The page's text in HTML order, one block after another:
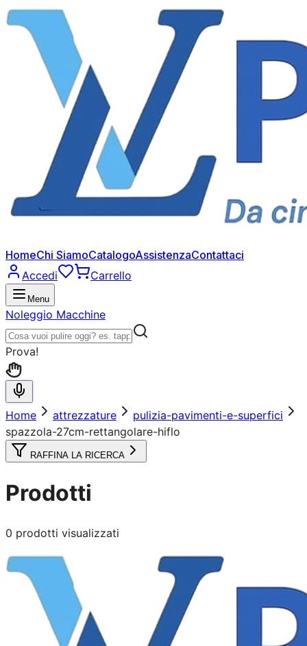
HomeChi SiamoCatalogoAssistenzaContattaci
Accedi
Carrello
Menu
Noleggio Macchine
Prova!
Home attrezzature
pulizia-pavimenti-e-superfici
spazzola-27cm-rettangolare-hiflo
RAFFINA LA RICERCA
Prodotti
0 prodotti visualizzati